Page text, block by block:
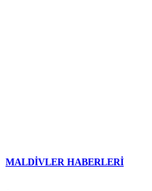
MALDIVLER HABERLERI